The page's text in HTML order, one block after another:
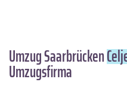
Umzug Saarbrücken
Umzugsfirma